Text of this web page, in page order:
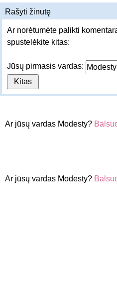
Rašyti žinutę
Ar norėtumėte palikti
spustelėkite kitas:
Jūsų pirmasis vardas:
Ar jūsų vardas Modesty?
Ar jūsų vardas Modesty?